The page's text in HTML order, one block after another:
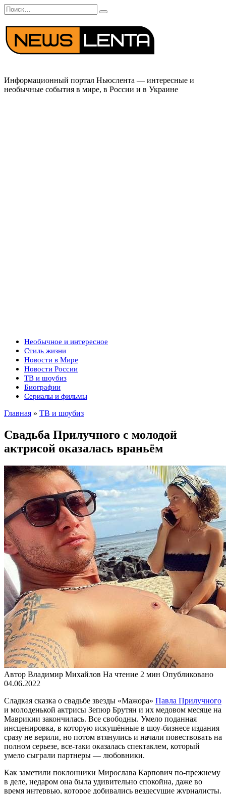
Перейти
к
содержанию
Search
for:
Информационный портал Ньюслента — интересные и
необычные события в мире, в России и в Украине
Необычное и интересное
Стиль жизни
Новости в Мире
Новости России
ТВ и шоубиз
Биографии
Сериалы и фильмы
Главная » ТВ и шоубиз
Свадьба Прилучного с молодой
актрисой оказалась враньём
Автор Владимир Михайлов На чтение 2 мин Опубликовано
04.06.2022
Сладкая сказка о свадьбе звезды «Мажора» Павла Прилучного
и молоденькой актрисы Зепюр Брутян и их медовом месяце на
Маврикии закончилась. Все свободны. Умело поданная
инсценировка, в которую искушённые в шоу-бизнесе издания
сразу не верили, но потом втянулись и начали повествовать на
полном серьезе, все-таки оказалась спектаклем, который
умело сыграли партнеры — любовники.
Как заметили поклонники Мирослава Карпович по-прежнему
в деле, недаром она была удивительно спокойна, даже во
время интервью, которое добивались вездесущие журналисты.